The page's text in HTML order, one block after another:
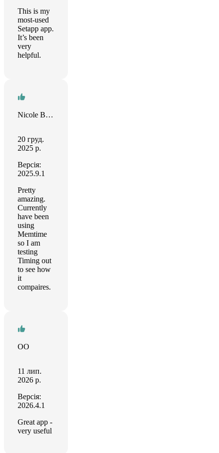
This is my
most-used
Setapp app.
It’s been
very
helpful.
Nicole Belhumeur
20 груд.
2025 р.
Версія:
2025.9.1
Pretty
amazing.
Currently
have been
using
Memtime
so I am
testing
Timing out
to see how
it
compaires.
OO
11 лип.
2026 р.
Версія:
2026.4.1
Great app -
very useful